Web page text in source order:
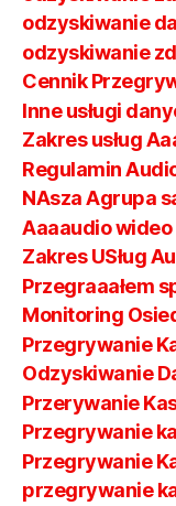
odzyskiwanie
odzyskiwanie
Cennik
Inne usługi
Zakres usług
Regulamin
NAsza Agrupa
Aaaaudio wideo
Zakres USług
Przegraaałem
Monitoring
Przegrywanie
Odzyskiwanie
Przerywanie
Przegrywanie
Przegrywanie
przegrywanie